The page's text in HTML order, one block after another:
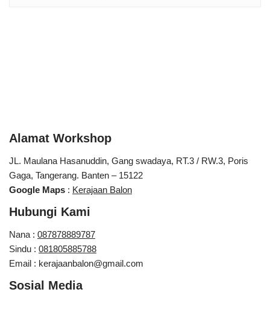
Alamat Workshop
JL. Maulana Hasanuddin, Gang swadaya, RT.3 / RW.3, Poris
Gaga, Tangerang. Banten – 15122
Google Maps : Kerajaan Balon
Hubungi Kami
Nana : 087878889787
Sindu : 081805885788
Email : kerajaanbalon@gmail.com
Sosial Media